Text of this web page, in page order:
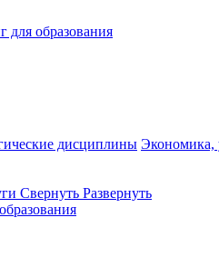
для образования
дисциплины Экономика,
Свернуть Развернуть